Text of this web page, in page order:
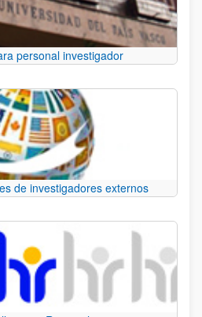
personal investigador
de investigadores externos